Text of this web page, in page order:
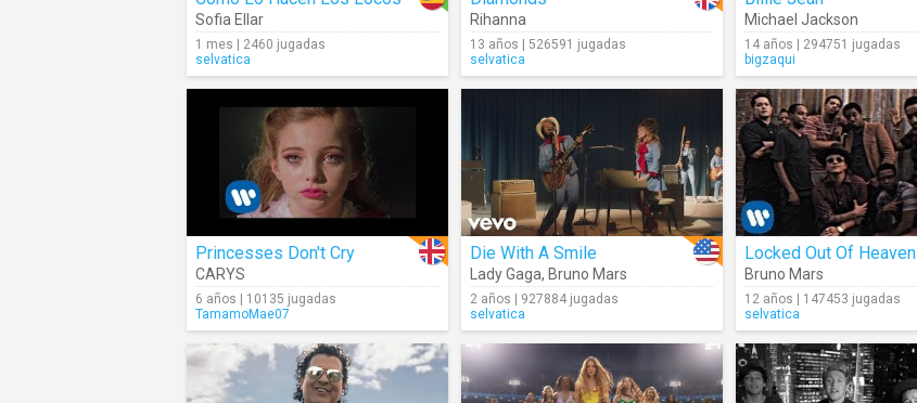
Sofia Ellar
1 mes | 2460 jugadas
selvatica
Rihanna
13 años | 526591 jugadas
selvatica
Michael Jackson
14 años | 294751 jugadas
bigzaqui
Princesses Don't Cry
CARYS
6 años | 10135 jugadas
TamamoMae07
Die With A Smile
Lady Gaga, Bruno Mars
2 años | 927884 jugadas
selvatica
Locked Out Of Heaven
Bruno Mars
12 años | 147453 jugadas
selvatica